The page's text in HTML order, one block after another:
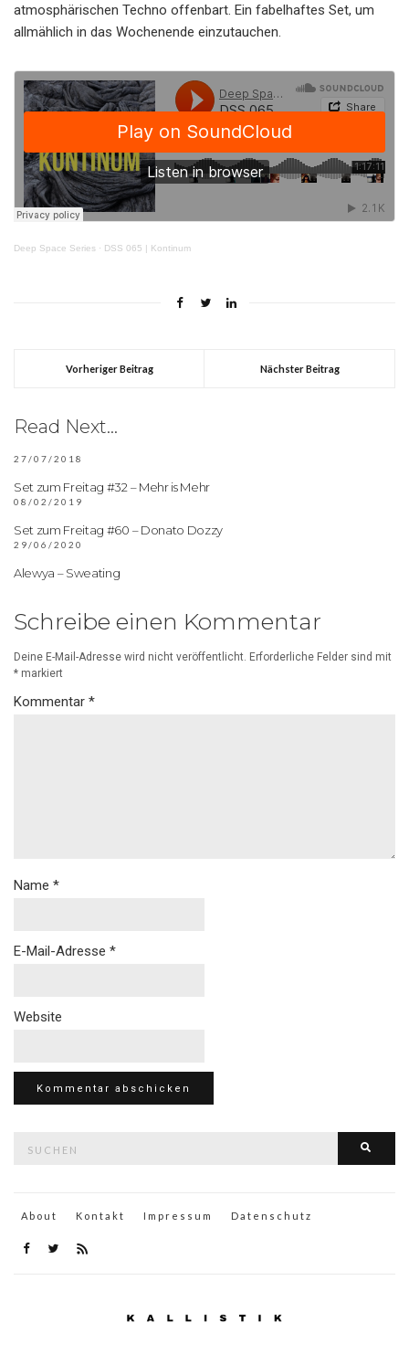
atmosphärischen Techno offenbart. Ein fabelhaftes Set, um
allmählich in das Wochenende einzutauchen.
Deep Space Series · DSS 065 | Kontinum
Vorheriger Beitrag Nächster Beitrag
Read Next...
27/07/2018
Set zum Freitag #32 – Mehr is Mehr
08/02/2019
Set zum Freitag #60 – Donato Dozzy
29/06/2020
Alewya – Sweating
Schreibe einen Kommentar
Deine E-Mail-Adresse wird nicht veröffentlicht. Erforderliche Felder sind mit
* markiert
Kommentar *
Name *
E-Mail-Adresse *
Website
About Kontakt Impressum Datenschutz